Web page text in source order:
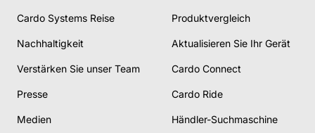
Cardo Systems Reise
Nachhaltigkeit
Verstärken Sie unser Team
Presse
Medien
Produktvergleich
Aktualisieren Sie Ihr Gerät
Cardo Connect
Cardo Ride
Händler-Suchmaschine